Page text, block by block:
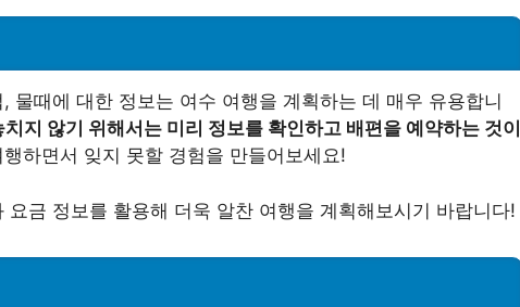
물때에 대한 정보는 여수 여행을 계획하는 데 매우 유용합니
지 않기 위해서는 미리 정보를 확인하고 배편을 예약하는 것이
하면서 잊지 못할 경험을 만들어보세요!
금 정보를 활용해 더욱 알찬 여행을 계획해보시기 바랍니다!